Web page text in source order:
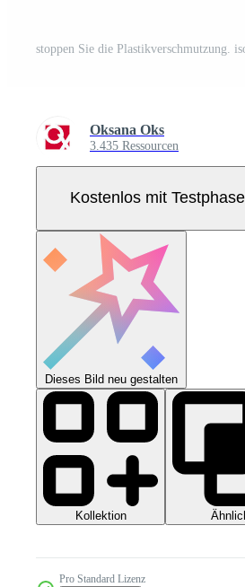
Oksana Oks
3.435 Ressourcen
Kostenlos mit Testphase
Dieses Bild neu gestalten
Kollektion
Pro Standard Lizenz